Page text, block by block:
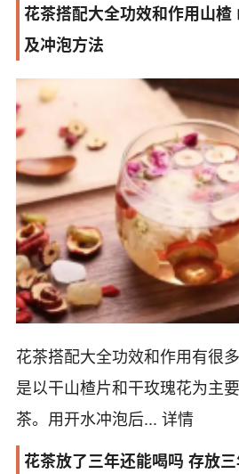
花茶搭配大全功效和作用山
及冲泡方法
花茶搭配大全功效和作用有很
是以干山楂片和干玫瑰花为主
茶。用开水冲泡后... 详情
花茶放了三年还能喝吗 存放